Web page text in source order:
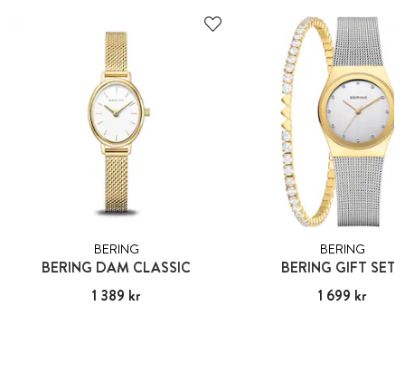
BERING
BERING DAM CLASSIC
Pris :1 389 kr
1 389 kr
BERING
BERING GIFT SETS
Pris :1 699 kr
1 699 kr